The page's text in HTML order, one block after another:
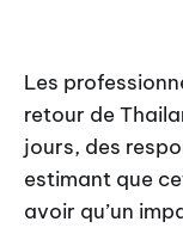
Les
retour de
jours, des
estimant que
avoir qu’un